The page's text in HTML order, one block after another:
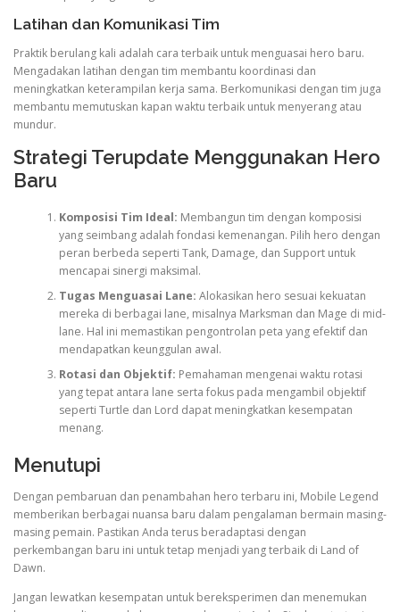
Latihan dan Komunikasi Tim
Praktik berulang kali adalah cara terbaik untuk menguasai hero baru.
Mengadakan latihan dengan tim membantu koordinasi dan
meningkatkan keterampilan kerja sama. Berkomunikasi dengan tim juga
membantu memutuskan kapan waktu terbaik untuk menyerang atau
mundur.
Strategi Terupdate Menggunakan Hero
Baru
Komposisi Tim Ideal: Membangun tim dengan komposisi
yang seimbang adalah fondasi kemenangan. Pilih hero dengan
peran berbeda seperti Tank, Damage, dan Support untuk
mencapai sinergi maksimal.
Tugas Menguasai Lane: Alokasikan hero sesuai kekuatan
mereka di berbagai lane, misalnya Marksman dan Mage di mid-
lane. Hal ini memastikan pengontrolan peta yang efektif dan
mendapatkan keunggulan awal.
Rotasi dan Objektif: Pemahaman mengenai waktu rotasi
yang tepat antara lane serta fokus pada mengambil objektif
seperti Turtle dan Lord dapat meningkatkan kesempatan
menang.
Menutupi
Dengan pembaruan dan penambahan hero terbaru ini, Mobile Legend
memberikan berbagai nuansa baru dalam pengalaman bermain masing-
masing pemain. Pastikan Anda terus beradaptasi dengan
perkembangan baru ini untuk tetap menjadi yang terbaik di Land of
Dawn.
Jangan lewatkan kesempatan untuk bereksperimen dan menemukan